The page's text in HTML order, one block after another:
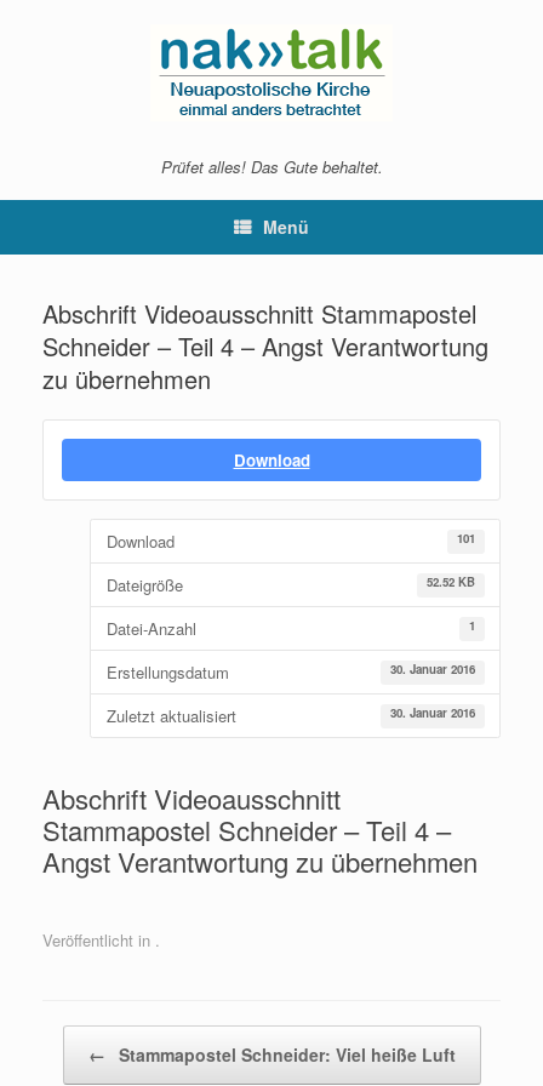
Prüfet alles! Das Gute behaltet.
Menü
Abschrift Videoausschnitt Stammapostel
Schneider – Teil 4 – Angst Verantwortung
zu übernehmen
Download
Download 101
Dateigröße 52.52 KB
Datei-Anzahl 1
Erstellungsdatum 30. Januar 2016
Zuletzt aktualisiert 30. Januar 2016
Abschrift Videoausschnitt
Stammapostel Schneider – Teil 4 –
Angst Verantwortung zu übernehmen
Veröffentlicht in .
← Stammapostel Schneider: Viel heiße Luft